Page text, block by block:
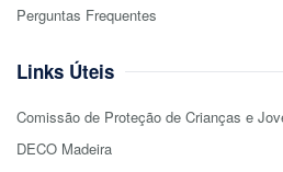
Perguntas Frequentes
Links Úteis
Comissão de Proteção de Crianças e
DECO Madeira